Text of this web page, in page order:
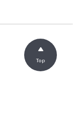
Top